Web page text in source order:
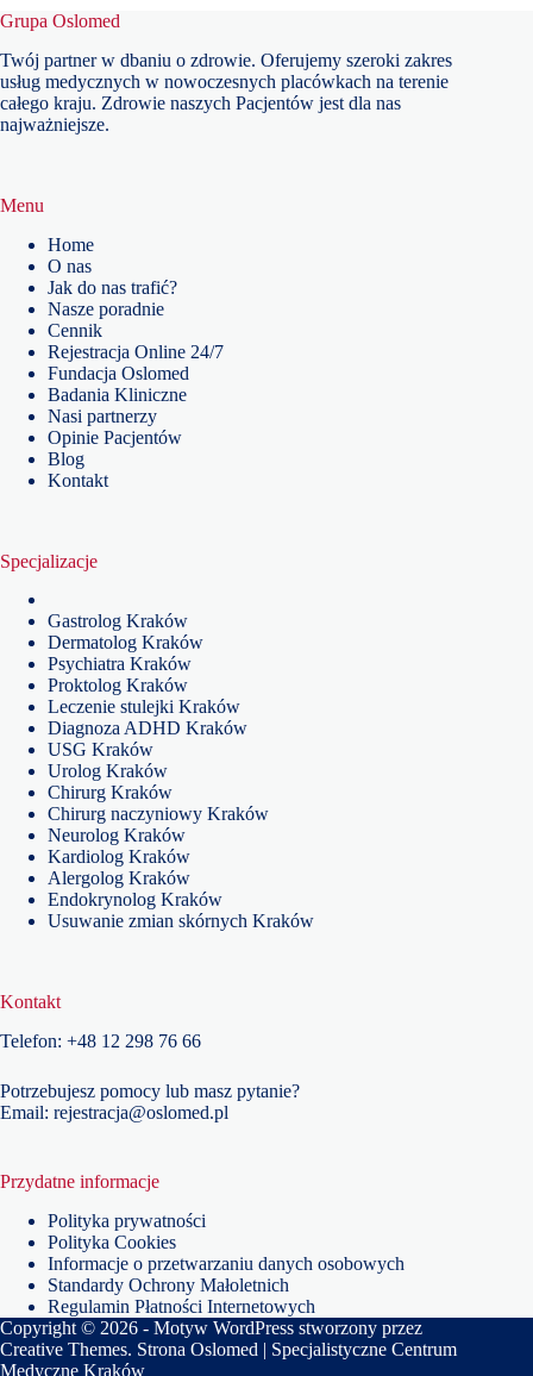
Grupa Oslomed
Twój partner w dbaniu o zdrowie. Oferujemy szeroki zakres
usług medycznych w nowoczesnych placówkach na terenie
całego kraju. Zdrowie naszych Pacjentów jest dla nas
najważniejsze.
Menu
Home
O nas
Jak do nas trafić?
Nasze poradnie
Cennik
Rejestracja Online 24/7
Fundacja Oslomed
Badania Kliniczne
Nasi partnerzy
Opinie Pacjentów
Blog
Kontakt
Specjalizacje
Gastrolog Kraków
Dermatolog Kraków
Psychiatra Kraków
Proktolog Kraków
Leczenie stulejki Kraków
Diagnoza ADHD Kraków
USG Kraków
Urolog Kraków
Chirurg Kraków
Chirurg naczyniowy Kraków
Neurolog Kraków
Kardiolog Kraków
Alergolog Kraków
Endokrynolog Kraków
Usuwanie zmian skórnych Kraków
Kontakt
Telefon: +48 12 298 76 66
Potrzebujesz pomocy lub masz pytanie?
Email: rejestracja@oslomed.pl
Przydatne informacje
Polityka prywatności
Polityka Cookies
Informacje o przetwarzaniu danych osobowych
Standardy Ochrony Małoletnich
Regulamin Płatności Internetowych
Copyright © 2026 - Motyw WordPress stworzony przez
Creative Themes. Strona Oslomed | Specjalistyczne Centrum
Medyczne Kraków